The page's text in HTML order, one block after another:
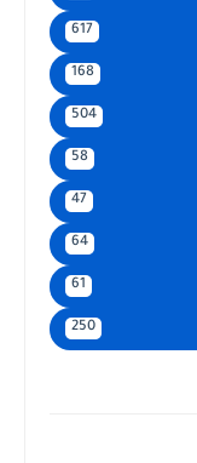
617
168
504
58
47
64
61
250